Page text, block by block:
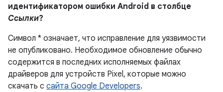
идентификатором ошибки Android в столбце
Ссылки?
Символ * означает, что исправление для уязвимости
не опубликовано. Необходимое обновление обычно
содержится в последних исполняемых файлах
драйверов для устройств Pixel, которые можно
скачать с сайта Google Developers.